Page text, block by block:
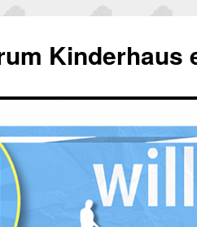
Kinderhaus